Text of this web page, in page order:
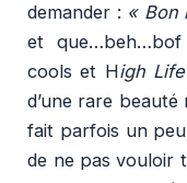
demander : « Bon
et
cools et High Life
d’une rare beauté
fait parfois un
de ne pas vouloir